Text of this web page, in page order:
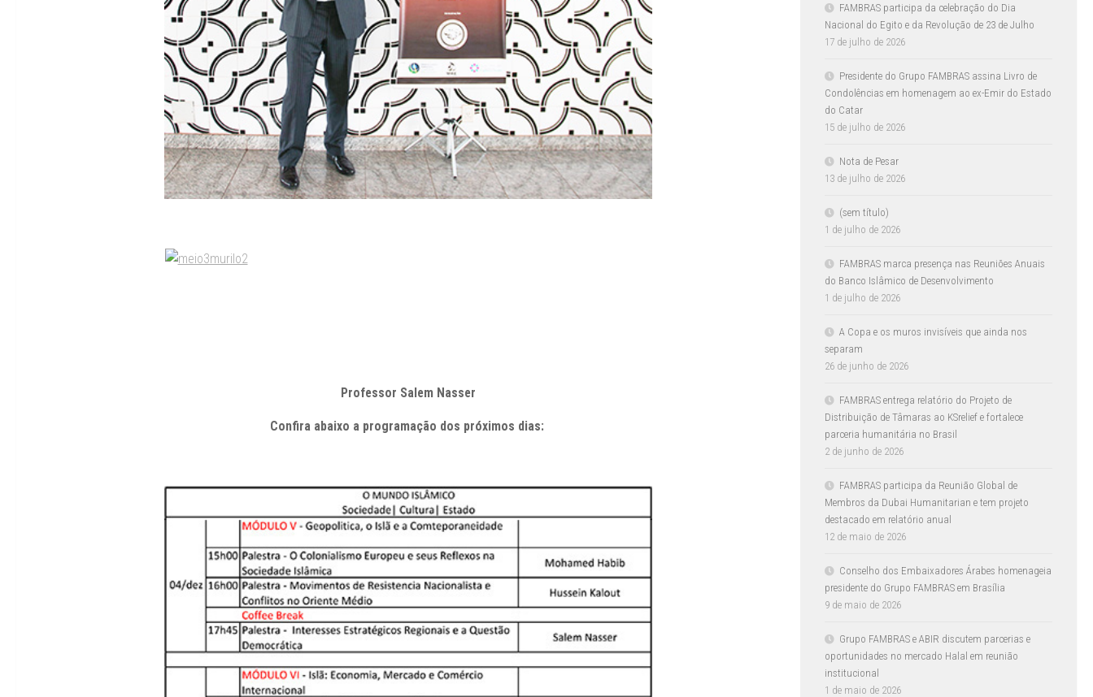
Professor Salem Nasser
Confira abaixo a programação dos próximos dias:
FAMBRAS participa da celebração do Dia
Nacional do Egito e da Revolução de 23 de Julho
17 de julho de 2026
Presidente do Grupo FAMBRAS assina Livro de
Condolências em homenagem ao ex-Emir do Estado
do Catar
15 de julho de 2026
Nota de Pesar
13 de julho de 2026
(sem título)
1 de julho de 2026
FAMBRAS marca presença nas Reuniões Anuais
do Banco Islâmico de Desenvolvimento
1 de julho de 2026
A Copa e os muros invisíveis que ainda nos
separam
26 de junho de 2026
FAMBRAS entrega relatório do Projeto de
Distribuição de Tâmaras ao KSrelief e fortalece
parceria humanitária no Brasil
2 de junho de 2026
FAMBRAS participa da Reunião Global de
Membros da Dubai Humanitarian e tem projeto
destacado em relatório anual
12 de maio de 2026
Conselho dos Embaixadores Árabes homenageia
presidente do Grupo FAMBRAS em Brasília
9 de maio de 2026
Grupo FAMBRAS e ABIR discutem parcerias e
oportunidades no mercado Halal em reunião
institucional
1 de maio de 2026